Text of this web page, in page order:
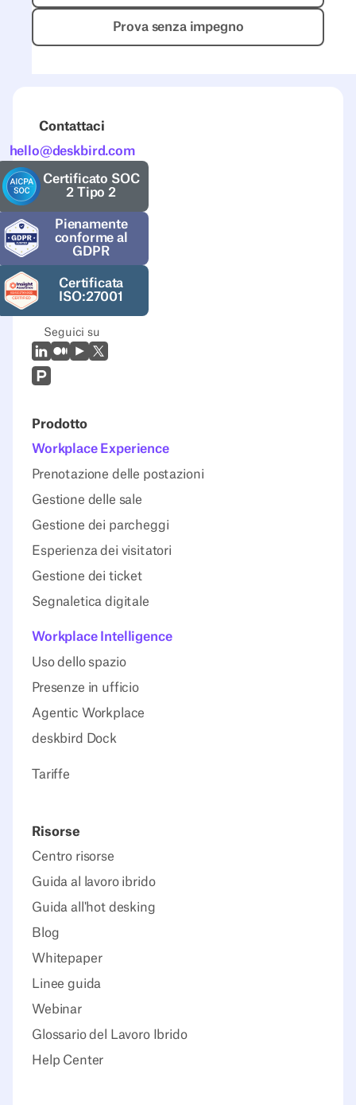
Prova senza impegno
Contattaci
hello@deskbird.com
Certificato SOC
2 Tipo 2
Pienamente
conforme al
GDPR
Certificata
ISO:27001
Seguici su
LinkedIn
MedioYoutubeX (Twitter)
Prodcut Hunt
Prodotto
Workplace Experience
Prenotazione delle postazioni
Gestione delle sale
Gestione dei parcheggi
Esperienza dei visitatori
Gestione dei ticket
Segnaletica digitale
Workplace Intelligence
Uso dello spazio
Presenze in ufficio
Agentic Workplace
deskbird Dock
Tariffe
Risorse
Centro risorse
Guida al lavoro ibrido
Guida all'hot desking
Blog
Whitepaper
Linee guida
Webinar
Glossario del Lavoro Ibrido
Help Center